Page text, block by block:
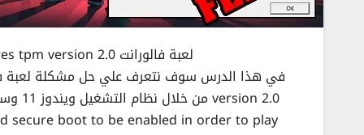
لعبة فالورانت Valorant VAN 9001 this build of vanguard requires tpm version 2.0